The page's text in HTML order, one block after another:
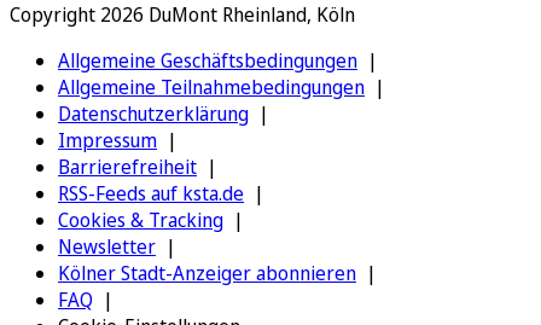
Copyright 2026 DuMont Rheinland, Köln
Allgemeine Geschäftsbedingungen
Allgemeine Teilnahmebedingungen
Datenschutzerklärung
Impressum
Barrierefreiheit
RSS-Feeds auf ksta.de
Cookies & Tracking
Newsletter
Kölner Stadt-Anzeiger abonnieren
FAQ